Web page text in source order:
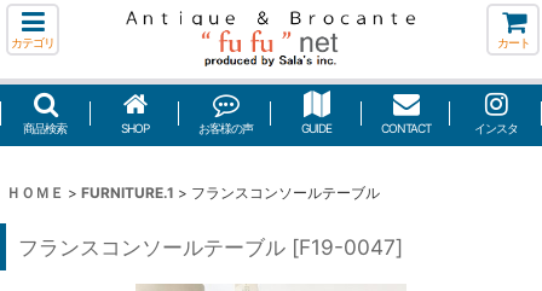
カテゴリ カート
商品検索 SHOP お客様の声 GUIDE CONTACT インスタ
ＨＯＭＥ > FURNITURE.1 > フランスコンソールテーブル
フランスコンソールテーブル [F19-0047]